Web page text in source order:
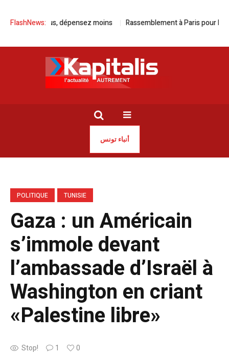
FlashNews:
plus, dépensez moins Rassemblement à Paris pour la
أنباء تونس
POLITIQUE TUNISIE
Gaza : un Américain
s’immole devant
l’ambassade d’Israël à
Washington en criant
«Palestine libre»
Stop! 1 0